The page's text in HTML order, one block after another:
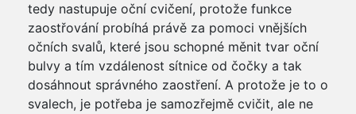
tedy nastupuje oční cvičení, protože funkce
zaostřování probíhá právě za pomoci vnějších
očních svalů, které jsou schopné měnit tvar oční
bulvy a tím vzdálenost sítnice od čočky a tak
dosáhnout správného zaostření. A protože je to o
svalech, je potřeba je samozřejmě cvičit, ale ne